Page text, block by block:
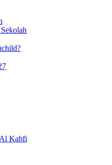
Kahfi